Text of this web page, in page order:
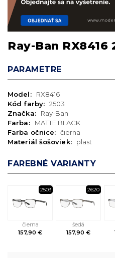
Ray-Ban RX8416
PARAMETRE
Model:
RX8416
Kód farby: 2503
Značka:
Ray-Ban
Farba:
MATTE BLACK
Farba očnice: čierna
Materiál šošoviek:
plast
FAREBNÉ VARIANTY
2503
čierna
157,90 €
2620
šedá
157,90 €